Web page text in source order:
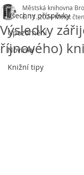
Všechny příspěvky
Upozornění
Novinky
Knižní tipy
Výsledky
říjnového)
Městská knihovna
6. 11. 2024 Minut